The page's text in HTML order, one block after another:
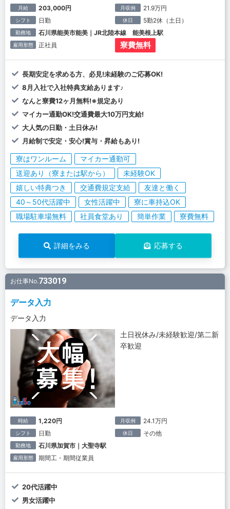
月給 203,000円 月収例 21.9万円
シフト 日勤 休日 5勤2休（土日）
勤務地 石川県能美市能美｜JR北陸本線 能美根上駅
雇用形態 正社員 寮費無料
長期安定を求める方、必見!未経験のご応募OK!
8月入社で入社特典支給あります♪
なんと寮費12ヶ月無料!※規定あり
マイカー通勤OK!交通費最大10万円支給!
大人気の日勤・土日休み!
月給制で安定・安心!賞与・昇給もあり!
寮はワンルーム
マイカー通勤可
送迎あり（寮または駅から）
未経験OK
嬉しい特典つき
交通費規定支給
友達と働く
40～50代活躍中
女性活躍中
寮に車持込OK
職場駐車場無料
社員食堂あり 簡単作業 寮費無料
詳細をみる 応募する
お仕事No.733019
データ入力
データ入力
土日祝休み/未経験歓迎/第二新
卒歓迎
時給 1,220円 月収例 24.1万円
シフト 日勤 休日 その他
勤務地 石川県加賀市｜大聖寺駅
雇用形態 期間工・期間従業員
20代活躍中
男女活躍中